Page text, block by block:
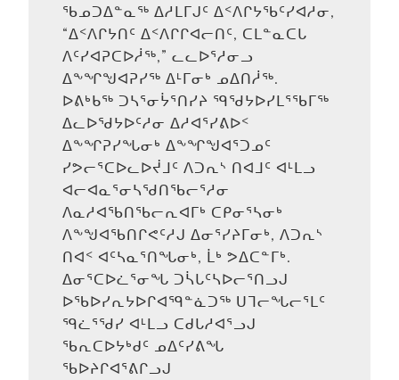
ᖃᓄᑐᐃᓐᓇᖅ ᐃᓱᒪᒥᒍᑦ ᐃᑉᐱᒋᔭᖃᑦᓯᐊᓱᓂ,
“ᐃᑉᐱᒋᔭᑎᑦ ᐃᑉᐱᒋᒋᐊᓕᑎᑦ, ᑕᒪᓐᓇᑕᒐ
ᐱᑦᓯᐊᕈᑕᐅᓲᖅ,” ᓚᓚᐅᕐᓱᓂᓗ
ᐃᖕᖏᖑᐊᕈᓯᖅ ᐃᒻᒥᓂᒃ ᓄᐃᑎᓲᖅ.
ᐅᕕᒃᑲᖅ ᑐᓴᕐᓂᔮᕐᑎᓯᔨ ᙯᖁᔭᐅᓯᒪᕐᖃᒥᖅ
ᐃᓚᐅᖁᔭᐅᑦᓱᓂ ᐃᓱᐊᕐᓯᕕᐅᑉ
ᐃᖕᖏᕈᓯᖓᓂᒃ ᐃᖕᖏᖑᐊᕐᑐᓄᑦ
ᓯᕗᓕᕐᑕᐅᓚᐅᔫᒧᑦ ᐱᑐᕆᔅ ᑎᐊᒧᑦ ᐊᒻᒪᓗ
ᐊᓕᐊᓇᕐᓂᓴᖁᑎᖃᓕᕐᓱᓂ
ᐱᓇᓱᐊᖃᑎᖃᓕᕆᐊᒥᒃ ᑕᑭᓂᕐᓴᓂᒃ
ᐱᖕᖑᐊᖃᑎᒋᕙᑦᓱᒍ ᐃᓂᕐᓯᔨᒥᓂᒃ, ᐱᑐᕆᔅ
ᑎᐊᑉ ᐊᑦᓴᓇᕐᑎᖓᓂᒃ, ᒫᒃ ᕗᐃᑕᓐᒥᒃ.
ᐃᓂᕐᑕᐅᓛᕐᓂᖓ ᑐᓵᒐᑦᓴᐅᓕᕐᑎᓗᒍ
ᐅᖃᐅᓯᕆᔭᐅᒋᐊᙯᓐᓈᑐᖅ ᑌᒣᓕᖓᓕᕐᒪᑦ
ᙯᓛᕐᖁᓯ ᐊᒻᒪᓗ ᑕᑯᒐᓱᐊᕐᓗᒍ
ᖃᕆᑕᐅᔭᒃᑯᑦ ᓄᐃᑦᓯᕕᖓ
ᖃᐅᔨᒋᐊᕐᕕᒋᓗᒍ